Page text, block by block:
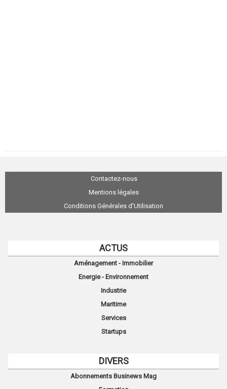
Contactez-nous
Mentions légales
Conditions Générales d'Utilisation
ACTUS
Aménagement - Immobilier
Energie - Environnement
Industrie
Maritime
Services
Startups
DIVERS
Abonnements Businews Mag